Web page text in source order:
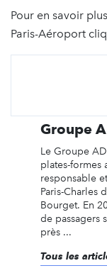
Pour en savoir
Paris-Aéroport
Groupe
Le Groupe
plates-formes
responsable
Paris-Charles
Bourget. En
de passagers
près ...
Tous les